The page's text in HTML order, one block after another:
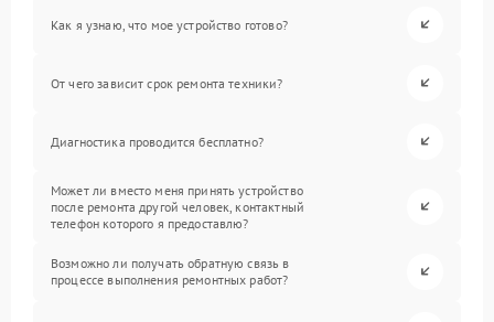
Как я узнаю, что мое устройство готово?
От чего зависит срок ремонта техники?
Диагностика проводится бесплатно?
Может ли вместо меня принять устройство
после ремонта другой человек, контактный
телефон которого я предоставлю?
Возможно ли получать обратную связь в
процессе выполнения ремонтных работ?